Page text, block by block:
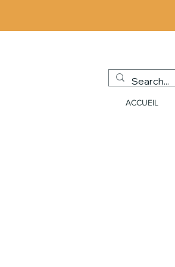
ACCUEIL